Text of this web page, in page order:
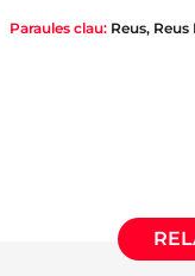
Paraules clau: Reus, Reus